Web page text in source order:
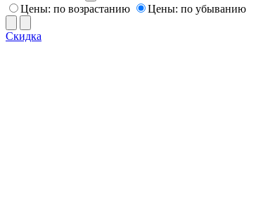
Цены: по возрастанию
Цены: по убыванию
Скидка